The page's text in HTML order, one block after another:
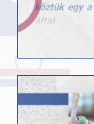
köztük egy
által.
Boti
harmadik
kiváló
volt az
Gratulálunk
kiemelkedő